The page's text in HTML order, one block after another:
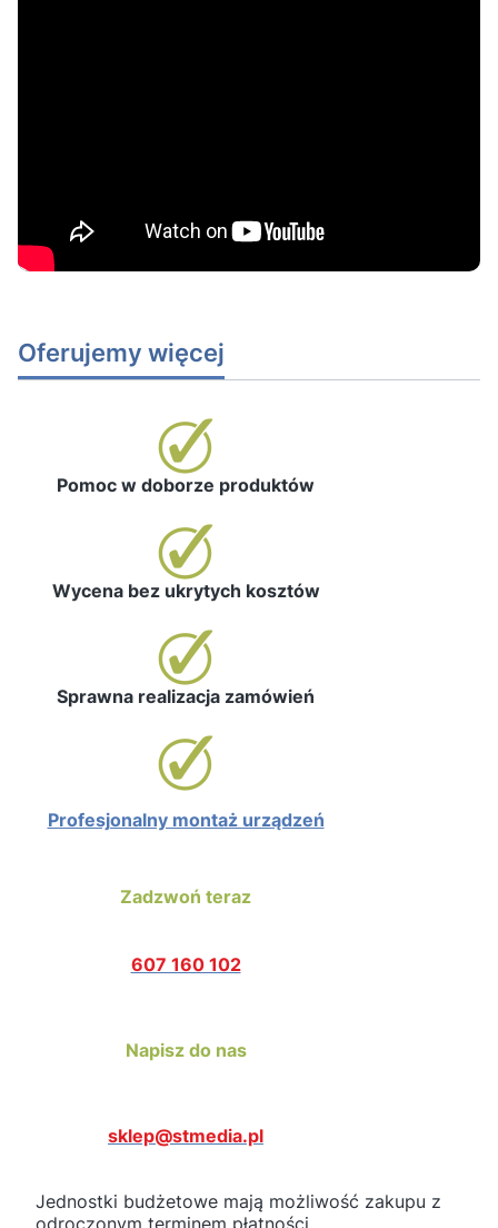
Oferujemy więcej
Pomoc w doborze produktów
Wycena bez ukrytych kosztów
Sprawna realizacja zamówień
Profesjonalny montaż urządzeń
Zadzwoń teraz
607 160 102
Napisz do nas
sklep@stmedia.pl
Jednostki budżetowe mają możliwość zakupu z
odroczonym terminem płatności.